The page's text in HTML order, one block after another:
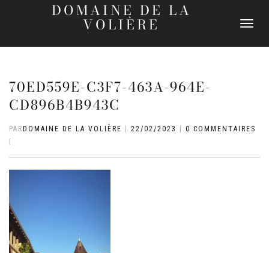
DOMAINE DE LA
VOLIÈRE
DÉPLIER
70ED559E-C3F7-463A-964E-
CD896B4B943C
PAR DOMAINE DE LA VOLIÈRE 22/02/2023
0 COMMENTAIRES